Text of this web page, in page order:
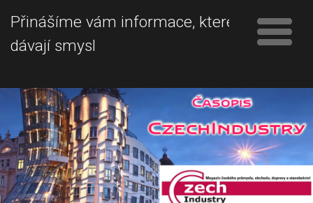
Přinášíme vám informace, které
dávají smysl